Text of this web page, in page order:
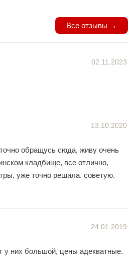
Все отзывы →
02.11.2023
13.10.2020
обращусь сюда, живу очень
кладбище, все отлично,
уже точно решила. советую.
24.01.2019
у них большой, цены адекватные.